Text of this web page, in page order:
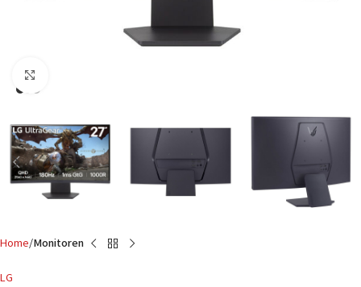
Home Monitoren
LG